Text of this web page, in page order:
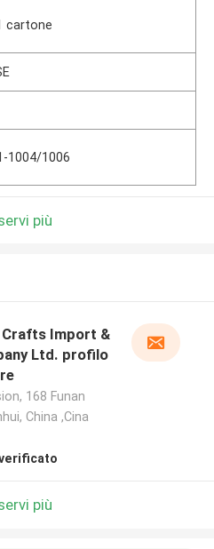
cartone
1004/1006
più
Crafts Import &
Ltd. profilo
168 Funan
China ,Cina
più